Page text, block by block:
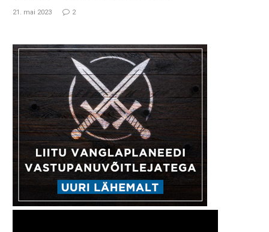
21. mai 2023 2